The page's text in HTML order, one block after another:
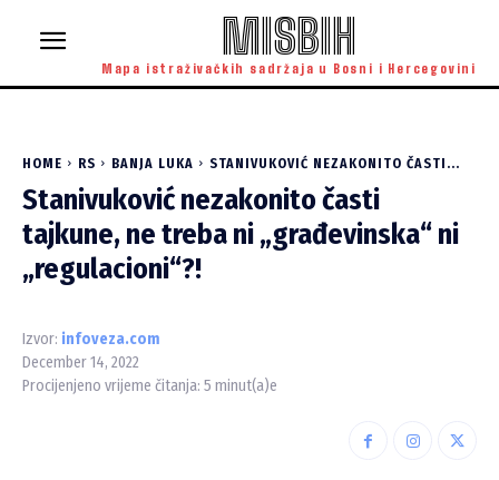
MISBIH
Mapa istraživačkih sadržaja u Bosni i Hercegovini
HOME RS BANJA LUKA STANIVUKOVIĆ NEZAKONITO ČASTI...
Stanivuković nezakonito časti
tajkune, ne treba ni „građevinska“ ni
„regulacioni“?!
Izvor: infoveza.com
December 14, 2022
Procijenjeno vrijeme čitanja: 5 minut(a)e